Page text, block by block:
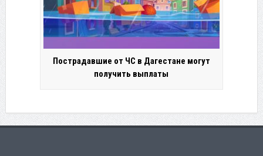
Пострадавшие от ЧС в Дагестане могут
получить выплаты